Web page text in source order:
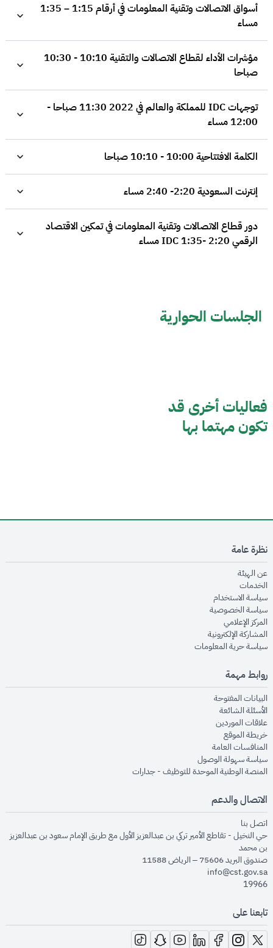
أسواق الاتصالات وتقنية المعلومات في أرقام 1:15 – 1:35
مساء
مؤشرات الأداء لقطاع الاتصالات والتقنية 10:10 - 10:30
صباحا
توجهات IDC للمملكة والعالم في 2022 11:30 صباحا -
12:00 مساء
الكلمة الافتتاحية 10:00 - 10:10 صباحا
إنترنت السعودية 2:20- 2:40 مساء
دور قطاع الاتصالات وتقنية المعلومات في تمكين الاقتصاد
الرقمي IDC 1:35- 2:20 مساء
الجلسات الحوارية
فعاليات أخرى قد
تكون مهتما بها
نظرة عامة
عن الهيئةopens in new window
الخدماتopens in new window
سياسة الاستخدام
سياسة الخصوصيةopens in new window
المركز الإعلاميopens in new window
المشاركة الإلكترونيةopens in new window
سياسة حرية المعلوماتopens in new window
روابط مهمة
البيانات المفتوحةopens in new window
الأسئلة الشائعةopens in new window
علاقات الموردينopens in new window
خريطة الموقعopens in new window
المنافسات العامةopens in new window
سياسة سهولة الوصولopens in new window
المنصة الوطنية الموحدة للتوظيف - جداراتopens in new window
الاتصال والدعم
اتصل بنا
حي النخيل - تقاطع الأمير تركي بن عبدالعزيز الأول مع طريق الإمام سعود بن عبدالعزيز
بن محمد
صندوق البريد 75606 – الرياض 11588
info@cst.gov.sa
19966
تابعنا على
opens in new window
opens in new window
opens in new window
opens in new window
opens in new window
opens in new window
opens in new window